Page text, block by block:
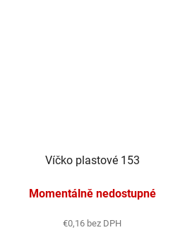
Víčko plastové 153
Momentálně nedostupné
€0,16 bez DPH